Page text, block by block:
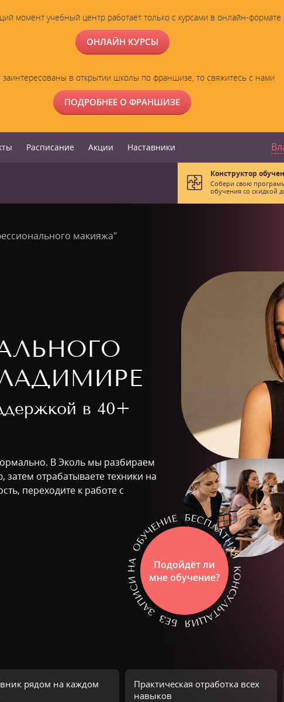
момент учебный центр работает только с курсами в онлайн-формате
ОНЛАЙН КУРСЫ
заинтересованы в открытии школы по франшизе, то свяжитесь с нами
ПОДРОБНЕЕ О ФРАНШИЗЕ
Расписание Акции Наставники
Конструктор
Собери свою
обучения со скидкой
макияжа"
в 40+
В Эколь мы разбираем
затем отрабатываете техники на
переходите к работе с
Подойдёт ли
мне обучение?
рядом на каждом
Практическая отработка всех
навыков